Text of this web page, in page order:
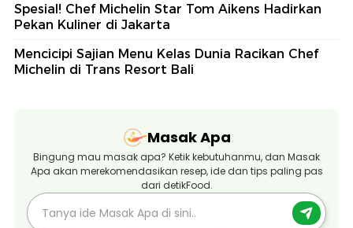
Spesial! Chef Michelin Star Tom Aikens Hadirkan
Pekan Kuliner di Jakarta
Mencicipi Sajian Menu Kelas Dunia Racikan Chef
Michelin di Trans Resort Bali
Masak Apa
Bingung mau masak apa? Ketik kebutuhanmu, dan Masak
Apa akan merekomendasikan resep, ide dan tips paling pas
dari detikFood.